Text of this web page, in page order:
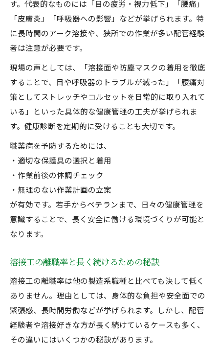
す。代表的なものには「目の疲労・視力低下」「腰痛」
「皮膚炎」「呼吸器への影響」などが挙げられます。特
に長時間のアーク溶接や、狭所での作業が多い配管経験
者は注意が必要です。
現場の声としては、「溶接面や防塵マスクの着用を徹底
することで、目や呼吸器のトラブルが減った」「腰痛対
策としてストレッチやコルセットを日常的に取り入れて
いる」といった具体的な健康管理の工夫が挙げられま
す。健康診断を定期的に受けることも大切です。
職業病を予防するためには、
・適切な保護具の選択と着用
・作業前後の体調チェック
・無理のない作業計画の立案
が有効です。若手からベテランまで、日々の健康管理を
意識することで、長く安全に働ける環境づくりが可能と
なります。
溶接工の離職率と長く続けるための秘訣
溶接工の離職率は他の製造系職種と比べても決して低く
ありません。理由としては、身体的な負担や安全面での
緊張感、長時間労働などが挙げられます。しかし、配管
経験者や溶接好きな方が長く続けているケースも多く、
その違いにはいくつかの秘訣があります。